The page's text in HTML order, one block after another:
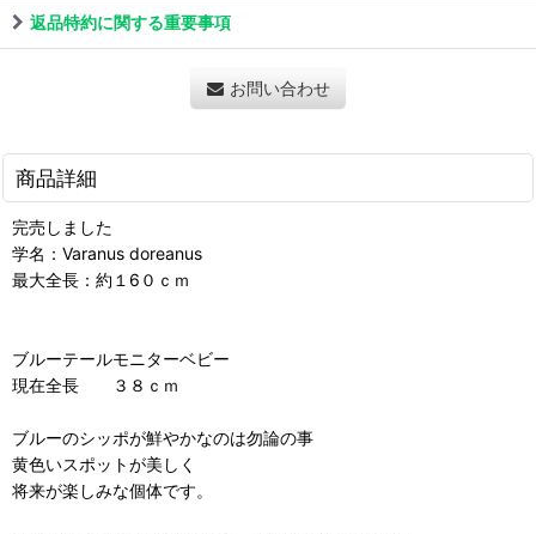
返品特約に関する重要事項
お問い合わせ
商品詳細
完売しました
学名：Varanus doreanus
最大全長：約１6０ｃｍ
ブルーテールモニターベビー
現在全長 ３８ｃｍ
ブルーのシッポが鮮やかなのは勿論の事
黄色いスポットが美しく
将来が楽しみな個体です。